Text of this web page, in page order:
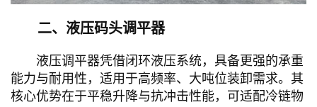
二、液压码头调平器
液压调平器凭借闭环液压系统，具备更强的承重
能力与耐用性，适用于高频率、大吨位装卸需求。其
核心优势在于平稳升降与抗冲击性能，可适配冷链物